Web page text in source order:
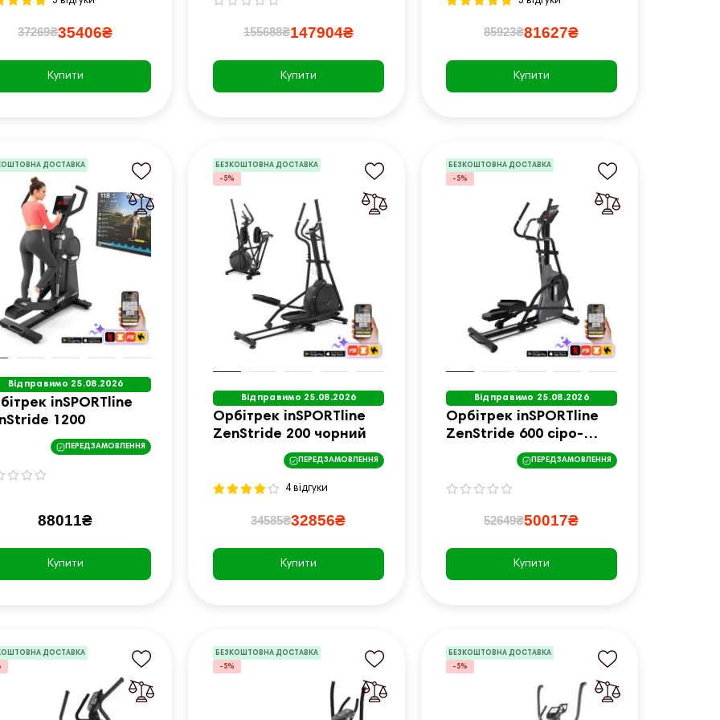
37269₴35406₴
Купити
155688₴147904₴
Купити
85923₴81627₴
Купити
ДОСТАВКА
Відправимо 25.08.2026
inSPORTline
1200
ПЕРЕДЗАМОВЛЕННЯ
88011₴
Купити
БЕЗКОШТОВНА ДОСТАВКА
-5%
Відправимо 25.08.2026
Орбітрек inSPORTline
ZenStride 200 чорний
ПЕРЕДЗАМОВЛЕННЯ
4 відгуки
34585₴32856₴
Купити
БЕЗКОШТОВНА ДОСТАВКА
-5%
Відправимо 25.08.2026
Орбітрек inSPORTline
ZenStride 600 сіро-
ПЕРЕДЗАМОВЛЕННЯ
52649₴50017₴
Купити
ДОСТАВКА
БЕЗКОШТОВНА ДОСТАВКА
-5%
БЕЗКОШТОВНА ДОСТАВКА
-5%